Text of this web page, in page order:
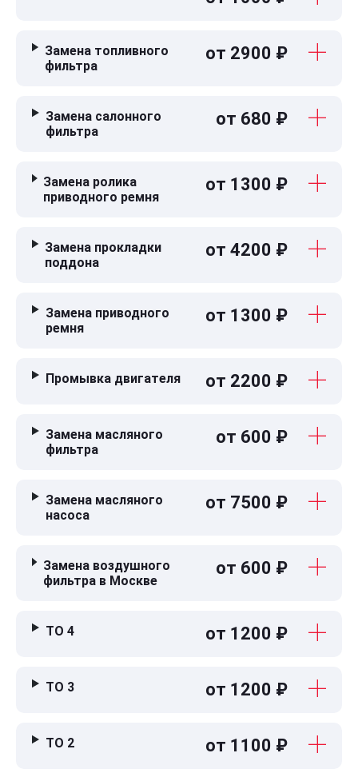
Замена топливного
фильтра
от 2900 ₽
Замена салонного
фильтра
от 680 ₽
Замена ролика
приводного ремня
от 1300 ₽
Замена прокладки
поддона
от 4200 ₽
Замена приводного
ремня
от 1300 ₽
Промывка двигателя от 2200 ₽
Замена масляного
фильтра
от 600 ₽
Замена масляного
насоса
от 7500 ₽
Замена воздушного
фильтра в Москве
от 600 ₽
ТО 4 от 1200 ₽
ТО 3 от 1200 ₽
ТО 2 от 1100 ₽